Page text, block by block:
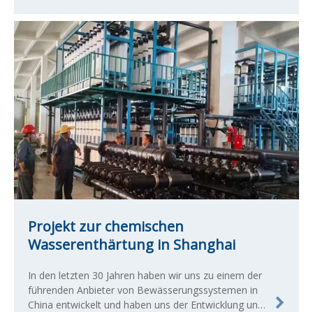
kommerzieller Bewässerungsprodukte verschrieben.
Projekt zur chemischen
Wasserenthärtung in Shanghai
In den letzten 30 Jahren haben wir uns zu einem der
führenden Anbieter von Bewässerungssystemen in
China entwickelt und haben uns der Entwicklung und